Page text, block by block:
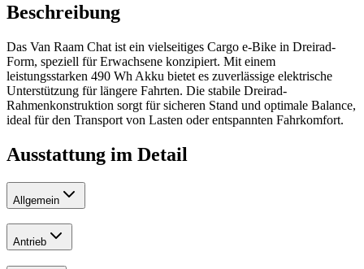
Beschreibung
Das Van Raam Chat ist ein vielseitiges Cargo e-Bike in Dreirad-
Form, speziell für Erwachsene konzipiert. Mit einem
leistungsstarken 490 Wh Akku bietet es zuverlässige elektrische
Unterstützung für längere Fahrten. Die stabile Dreirad-
Rahmenkonstruktion sorgt für sicheren Stand und optimale Balance,
ideal für den Transport von Lasten oder entspannten Fahrkomfort.
Ausstattung im Detail
Allgemein
Antrieb